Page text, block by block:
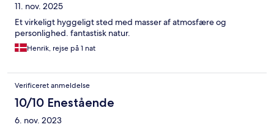
11. nov. 2025
Et virkeligt hyggeligt sted med masser af atmosfære og
personlighed. fantastisk natur.
Henrik, rejse på 1 nat
Verificeret anmeldelse
10/10 Enestående
6. nov. 2023